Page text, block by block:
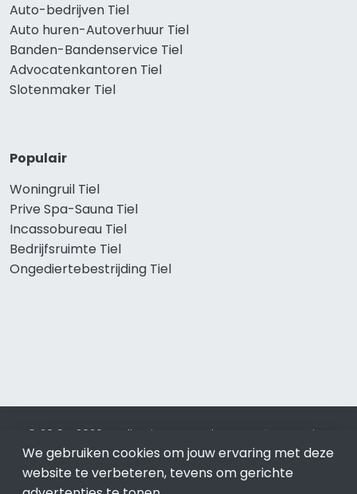
Auto-bedrijven Tiel
Auto huren-Autoverhuur Tiel
Banden-Bandenservice Tiel
Advocatenkantoren Tiel
Slotenmaker Tiel
Populair
Woningruil Tiel
Prive Spa-Sauna Tiel
Incassobureau Tiel
Bedrijfsruimte Tiel
Ongediertebestrijding Tiel
© 2019 - 2026 Realisatie en SEO door SEO-bureau
Lion
Internet. Betaal alleen voor bewezen resultaten?SEO
optimalisatie No Cure No Pay.Tielis onderdeel van Lion
Internet.
We gebruiken cookies om jouw ervaring met deze
website te verbeteren, tevens om gerichte